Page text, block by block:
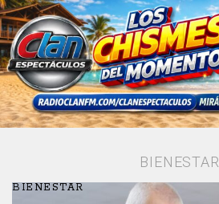
BIENESTAR
BIENESTAR